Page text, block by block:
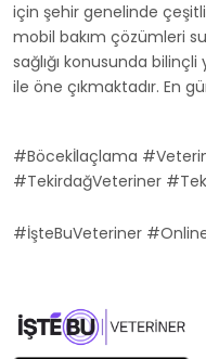
için şehir genelinde
mobil bakım çözümleri
sağlığı konusunda
ile öne çıkmaktadır. En
#Böcekİlaçlama
#TekirdağVeteriner
#İşteBuVeteriner